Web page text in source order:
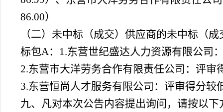
86.00）
（二）未中标（成交）供应商的未中标（
标包A：1.东营世纪盛达人力资源有限公司
2.东营市大洋劳务合作有限责任公司：评审
3.东营恒尚人才服务有限公司：评审得分较
九、凡对本次公告内容提出询问，请按以下